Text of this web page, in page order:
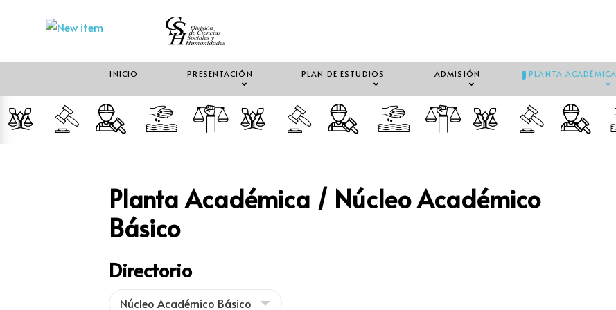
INICIO PRESENTACIÓN PLAN DE ESTUDIOS ADMISIÓN PLANTA ACADÉMICA
Planta Académica / Núcleo Académico
Básico
Directorio